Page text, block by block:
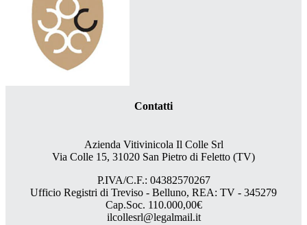
Contatti
Azienda Vitivinicola Il Colle Srl
Via Colle 15, 31020 San Pietro di Feletto (TV)
P.IVA/C.F.: 04382570267
Ufficio Registri di Treviso - Belluno, REA: TV - 345279
Cap.Soc. 110.000,00€
ilcollesrl@legalmail.it